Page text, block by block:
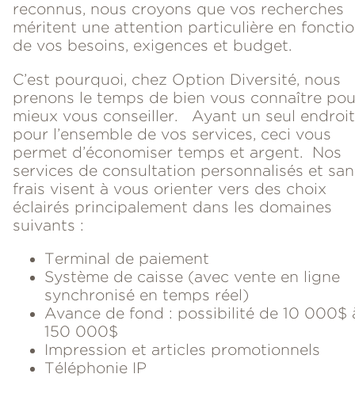
reconnus, nous croyons que vos recherches
méritent une attention particulière en
de vos besoins, exigences et budget.
C’est pourquoi, chez Option Diversité, nous
prenons le temps de bien vous connaître
mieux vous conseiller. Ayant un seul endroit
pour l’ensemble de vos services, ceci vous
permet d’économiser temps et argent. Nos
services de consultation personnalisés et
frais visent à vous orienter vers des choix
éclairés principalement dans les domaines
suivants :
Terminal de paiement
Système de caisse (avec vente en ligne
synchronisé en temps réel)
Avance de fond : possibilité de 10 000$
150 000$
Impression et articles promotionnels
Téléphonie IP